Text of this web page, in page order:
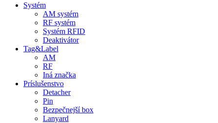
Systém
AM systém
RF systém
Systém RFID
Deaktivátor
Tag&Label
AM
RF
Iná značka
Príslušenstvo
Detacher
Pin
Bezpečnejší box
Lanyard